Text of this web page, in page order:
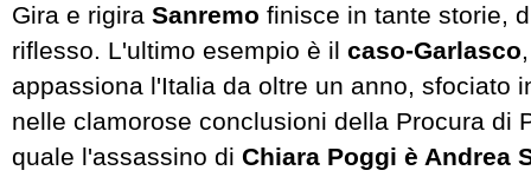
Gira e rigira Sanremo finisce in tante storie,
riflesso. L'ultimo esempio è il caso-Garlasco
appassiona l'Italia da oltre un anno, sfociato
nelle clamorose conclusioni della Procura di
quale l'assassino di Chiara Poggi è Andrea